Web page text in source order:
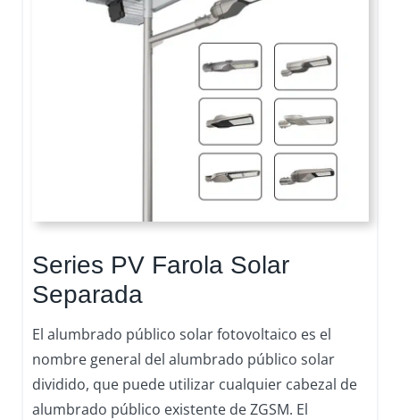
Series PV Farola Solar
Separada
El alumbrado público solar fotovoltaico es el
nombre general del alumbrado público solar
dividido, que puede utilizar cualquier cabezal de
alumbrado público existente de ZGSM. El